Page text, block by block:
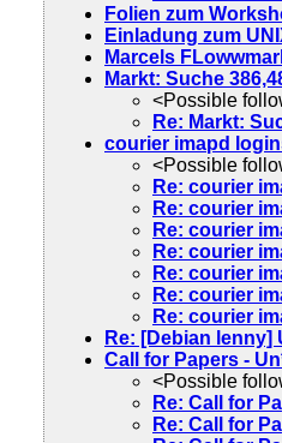
Folien zum
Einladung zum
Marcels
Markt: Suche
<Possible
Re: Markt:
courier imapd
<Possible
Re: courier
Re: courier
Re: courier
Re: courier
Re: courier
Re: courier
Re: courier
Re: [Debian lenny]
Call for Papers -
<Possible
Re: Call for
Re: Call for